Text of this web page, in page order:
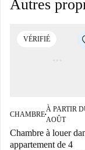
Autres
VÉRIFIÉ
CHAMBRE■
À PARTIR
AOÛT
Chambre à louer
appartement de 4